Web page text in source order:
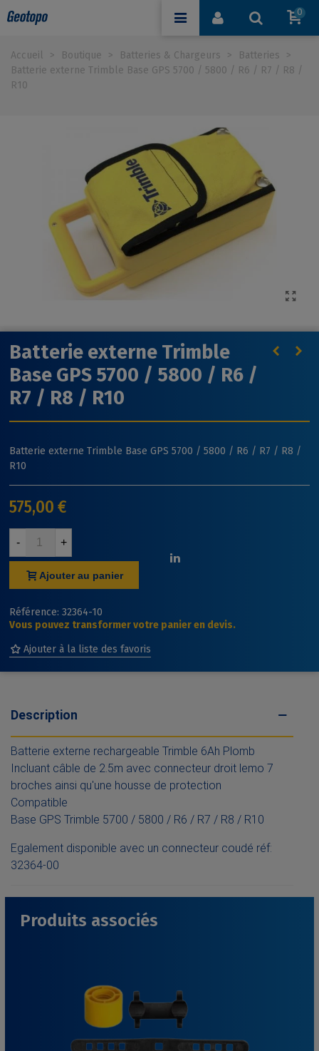
0
Accueil > Boutique > Batteries & Chargeurs > Batteries
>
Batterie externe Trimble Base GPS 5700 / 5800 / R6 / R7 / R8 /
R10
Batterie externe Trimble
Base GPS 5700 / 5800 / R6 /
R7 / R8 / R10
Batterie externe Trimble Base GPS 5700 / 5800 / R6 / R7 / R8 /
R10
575,00 €
- +
Ajouter au panier
Référence: 32364-10
Vous pouvez transformer votre panier en devis.
Ajouter à la liste des favoris
Description
Batterie externe rechargeable Trimble 6Ah Plomb
Incluant câble de 2.5m avec connecteur droit lemo 7
broches ainsi qu'une housse de protection
Compatible
Base GPS Trimble 5700 / 5800 / R6 / R7 / R8 / R10
Egalement disponible avec un connecteur coudé réf:
32364-00
Produits associés